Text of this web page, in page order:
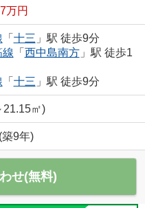
万円
「 十三 」駅 徒歩9分
線 「 西中島南方」駅 徒歩1
「 十三 」駅 徒歩9分
21.15㎡)
9年)
せ(無料)